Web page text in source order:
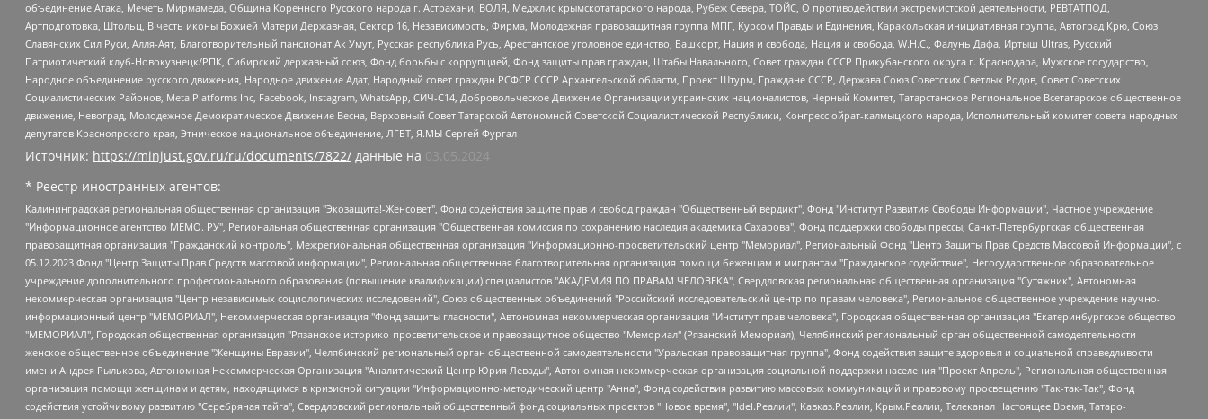
объединение Атака, Мечеть Мирмамеда, Община Коренного Русского народа г. Астрахани, ВОЛЯ, Меджлис крымскотатарского народа, Рубеж Севера, ТОЙС, О противодействии экстремистской деятельности, РЕВТАТПОД,
Артподготовка, Штольц, В честь иконы Божией Матери Державная, Сектор 16, Независимость, Фирма, Молодежная правозащитная группа МПГ, Курсом Правды и Единения, Каракольская инициативная группа, Автоград Крю, Союз
Славянских Сил Руси, Алля-Аят, Благотворительный пансионат Ак Умут, Русская республика Русь, Арестантское уголовное единство, Башкорт, Нация и свобода, Нация и свобода, W.H.С., Фалунь Дафа, Иртыш Ultras, Русский
Патриотический клуб-Новокузнецк/РПК, Сибирский державный союз, Фонд борьбы с коррупцией, Фонд защиты прав граждан, Штабы Навального, Совет граждан СССР Прикубанского округа г. Краснодара, Мужское государство,
Народное объединение русского движения, Народное движение Адат, Народный совет граждан РСФСР СССР Архангельской области, Проект Штурм, Граждане СССР, Держава Союз Советских Светлых Родов, Совет Советских
Социалистических Районов, Meta Platforms Inc, Facebook, Instagram, WhatsApp, СИЧ-С14, Добровольческое Движение Организации украинских националистов, Черный Комитет, Татарстанское Региональное Всетатарское общественное
движение, Невоград, Молодежное Демократическое Движение Весна, Верховный Совет Татарской Автономной Советской Социалистической Республики, Конгресс ойрат-калмыцкого народа, Исполнительный комитет совета народных
депутатов Красноярского края, Этническое национальное объединение, ЛГБТ, Я.МЫ Сергей Фургал
Источник: https://minjust.gov.ru/ru/documents/7822/ данные на 03.05.2024
* Реестр иностранных агентов:
Калининградская региональная общественная организация "Экозащита!-Женсовет", Фонд содействия защите прав и свобод граждан "Общественный вердикт", Фонд "Институт Развития Свободы Информации", Частное учреждение "Информационное агентство МЕМО. РУ", Региональная общественная организация "Общественная комиссия по сохранению наследия академика Сахарова", Фонд поддержки свободы прессы, Санкт-Петербургская общественная правозащитная организация "Гражданский контроль", Межрегиональная общественная организация "Информационно-просветительский центр "Мемориал", Региональный Фонд "Центр Защиты Прав Средств Массовой Информации", с 05.12.2023 Фонд "Центр Защиты Прав Средств массовой информации", Региональная общественная благотворительная организация помощи беженцам и мигрантам "Гражданское содействие", Негосударственное образовательное учреждение дополнительного профессионального образования (повышение квалификации) специалистов "АКАДЕМИЯ ПО ПРАВАМ ЧЕЛОВЕКА", Свердловская региональная общественная организация "Сутяжник", Автономная некоммерческая организация "Центр независимых социологических исследований", Союз общественных объединений "Российский исследовательский центр по правам человека", Региональное общественное учреждение научно-информационный центр "МЕМОРИАЛ", Некоммерческая организация "Фонд защиты гласности", Автономная некоммерческая организация "Институт прав человека", Городская общественная организация "Екатеринбургское общество "МЕМОРИАЛ", Городская общественная организация "Рязанское историко-просветительское и правозащитное общество "Мемориал" (Рязанский Мемориал), Челябинский региональный орган общественной самодеятельности – женское общественное объединение "Женщины Евразии", Челябинский региональный орган общественной самодеятельности "Уральская правозащитная группа", Фонд содействия защите здоровья и социальной справедливости имени Андрея Рылькова, Автономная Некоммерческая Организация "Аналитический Центр Юрия Левады", Автономная некоммерческая организация социальной поддержки населения "Проект Апрель", Региональная общественная организация помощи женщинам и детям, находящимся в кризисной ситуации "Информационно-методический центр "Анна", Фонд содействия развитию массовых коммуникаций и правовому просвещению "Так-так-Так", Фонд содействия устойчивому развитию "Серебряная тайга", Свердловский региональный общественный фонд социальных проектов "Новое время", "Idel.Реалии", Кавказ.Реалии, Крым.Реалии, Телеканал Настоящее Время, Татаро-башкирская служба Радио Свобода (Azatliq Radiosi), Радио Свободная Европа/Радио Свобода (PCE/PC), "Сибирь.Реалии", "Фактограф", Благотворительный фонд помощи осужденным и их семьям, Автономная некоммерческая организация "Институт глобализации и социальных движений", Фонд "В защиту прав заключенных", Частное учреждение "Центр поддержки и содействия развитию средств массовой информации", Пензенский региональный общественный благотворительный фонд "Гражданский союз", "Север.Реалии", Некоммерческая организация Фонд "Правовая инициатива", Общество с ограниченной ответственностью "Радио Свободная Европа/Радио Свобода", Чешское информационное агентство "MEDIUM-ORIENT", Красноярская региональная общественная организация "Мы против СПИДа", Камалягин Денис Николаевич, Маркелов Сергей Евгеньевич, Пономарев Лев Александрович, Савицкая Людмила Алексеевна, Автономная некоммерческая организация "Центр по работе с проблемой насилия "НАСИЛИЮ.НЕТ", Межрегиональный профессиональный союз работников здравоохранения "Альянс врачей", Юридическое лицо, зарегистрированное в Латвийской Республике, SIA "Medusa Project" (регистрационный номер 40103797863, дата регистрации 10.06.2014), Некоммерческая организация "Фонд по борьбе с коррупцией", Автономная некоммерческая организация "Институт права и публичной политики", Баданин Роман Сергеевич, Гликин Максим Александрович, Железнова Мария Михайловна, Лукьянова Юлия Сергеевна, Маетная Елизавета Витальевна, Маняхин Петр Борисович, Чуракова Ольга Владимировна, Ярош Юлия Петровна, Юридическое лицо "The Insider SIA", зарегистрированное в Риге, Латвийская Республика (дата регистрации 26.06.2015), являющееся администратором доменного имени интернет-издания "The Insider SIA", https://theins.ru, Постернак Алексей Евгеньевич, Рубин Михаил Аркадьевич, Анин Роман Александрович, Юридическое лицо Istories fonds, зарегистрированное в Латвийской Республике (регистрационный номер 50008295751, дата регистрации 24.02.2020), Великовский Дмитрий Александрович, Долинина Ирина Николаевна, Мароховская Алеся Алексеевна, Шлейнов Роман Юрьевич, Шмагун Олеся Валентиновна, Общество с ограниченной ответственностью "Альтаир 2021", Общество с ограниченной ответственностью "Вега 2021", Общество с ограниченной ответственностью "Главный редактор 2021", Общество с ограниченной ответственностью "Ромашки монолит", Важенков Артем Валерьевич, Ивановская областная общественная организация "Центр гендерных исследований", Гурман Юрий Альбертович, Медиапроект "ОВД-Инфо", Егоров Владимир Владимирович, Жилинский Владимир Александрович, Общество с ограниченной ответственностью "ЗП", Иванова София Юрьевна, Карезина Инна Павловна, Кильтау Екатерина Викторовна, Петров Алексей Викторович, Пискунов Сергей Евгеньевич, Смирнов Сергей Сергеевич, Тихонов Михаил Сергеевич, Общество с ограниченной ответственностью "ЖУРНАЛИСТ-ИНОСТРАННЫЙ АГЕНТ", Арапова Галина Юрьевна, Вольтская Татьяна Анатольевна, Американская компания "Mason G.E.S. Anonymous Foundation" (США), являющаяся владельцем интернет-издания https://mnews.world/, Компания "Stichting Bellingcat", зарегистрированная в Нидерландах (дата регистрации 11.07.2018), Захаров Андрей Вячеславович, Клепиковская Екатерина Дмитриевна, Общество с ограниченной ответственностью "МЕМО", Перл Роман Александрович, Симонов Евгений Алексеевич, Соловьева Елена Анатольевна, Сотников Даниил Владимирович, Сурначева Елизавета Дмитриевна, Автономная некоммерческая организация по защите прав человека и информированию населения "Якутия – Наше Мнение", Общество с ограниченной ответственностью "Москоу диджитал медиа", с 26.01.2023 Общество с ограниченной ответственностью "Чайка Белые сады", Ветошкина Валерия Валерьевна, Заговора Максим Александрович, Межрегиональное общественное движение "Российская ЛГБТ - сеть", Оленичев Максим Владимирович, Павлов Иван Юрьевич, Скворцова Елена Сергеевна, Общество с ограниченной ответственностью "Как бы инагент", Кочетков Игорь Викторович, Общество с ограниченной ответственностью "Честные выборы", Еланчик Олег Александрович, Общество с ограниченной ответственностью "Нобелевский призыв", Гималова Регина Эмилевна, Григорьев Андрей Валерьевич, Григорьева Алина Александровна, Ассоциация по содействию защите прав призывников, альтернативнослужащих и военнослужащих "Правозащитная группа "Гражданин.Армия.Право", Хисамова Регина Фаритовна, Автономная некоммерческая организация по реализации социально-правовых программ "Лилит", Дальневосточное общественное движение "Маяк", Санкт-Петербургская ЛГБТ-инициативная группа "Выход", Инициативная группа ЛГБТ+ "Реверс", Алексеев Андрей Викторович, Бекбулатова Таисия Львовна, Беляев Иван Михайлович, Владыкина Елена Сергеевна, Гельман Марат Александрович, Никульшина Вероника Юрьевна, Толоконникова Надежда Андреевна, Шендерович Виктор Анатольевич, Общество с ограниченной ответственностью "Данное сообщение", Общество с ограниченной ответственностью Издательский дом "Новая глава", Айнбиндер Александра Александровна, Московский комьюнити-центр для ЛГБТ+инициатив, Благотворительный фонд развития филантропии, Deutsche Welle (Германия, Kurt-Schumacher-Strasse 3, 53113 Bonn), Борзунова Мария Михайловна, Воробьев Виктор Викторович, Голубева Анна Львовна, Константинова Алла Михайловна, Малкова Ирина Владимировна, Мурадов Мурад Абдулгалимович, Осетинская Елизавета Николаевна, Понасенков Евгений Николаевич, Ганапольский Матвей Юрьевич, Киселев Евгений Алексеевич, Борухович Ирина Григорьевна, Дремин Иван Тимофеевич, Дубровский Дмитрий Викторович, Красноярская региональная общественная организация поддержки и развития альтернативных образовательных технологий и межкультурных коммуникаций "ИНТЕРРА", Маяковская Екатерина Алексеевна, Фейгин Марк Захарович, Филимонов Андрей Викторович, Дзугкоева Регина Николаевна, Доброхотов Роман Александрович, Дудь Юрий Александрович, Елкин Сергей Владимирович, Кругликов Кирилл Игоревич, Сабунаева Мария Леонидовна, Семенов Алексей Владимирович, Шаинян Карен Багратович, Шульман Екатерина Михайловна, Асафьев Артур Валерьевич, Вахштайн Виктор Семенович, Венедиктов Алексей Алексеевич, Лушникова Екатерина Евгеньевна, Волков Леонид Михайлович, Невзоров Александр Глебович, Пархоменко Сергей Борисович, Сироткин Ярослав Николаевич, Кара-Мурза Владимир Владимирович, Баранова Наталья Владимировна, Гозман Леонид Яковлевич, Кагарлицкий Борис Юльевич, Климарев Михаил Валерьевич, Милов Владимир Станиславович, Автономная некоммерческая организация Краснодарский центр современного искусства "Типография", Моргенштерн Алишер Тагирович, Соболь Любовь Эдуардовна, Общество с ограниченной ответственностью "ЛИЗА НОРМ", Каспаров Гарри Кимович, Ходорковский Михаил Борисович, Общество с ограниченной ответственностью "Апрельские тезисы", Данилович Ирина Брониславовна, Кашин Олег Владимирович, Петров Николай Владимирович, Пивоваров Алексей Владимирович, Соколов Михаил Владимирович, Цветкова Юлия Владимировна, Чичваркин Евгений Александрович, Комитет против пыток/Команда против пыток, Общество с ограниченной ответственностью "Первый научный", Общество с ограниченной ответственностью "Вертолет и ко", Белоцерковская Вероника Борисовна, Кац Максим Евгеньевич, Лазарева Татьяна Юрьевна, Шаведдинов Руслан Табризович, Яшин Илья Валерьевич, Общество с ограниченной ответственностью "Иноагент ААВ", Алешковский Дмитрий Петрович, Альбац Евгения Марковна, Быков Дмитрий Львович, Галямина Юлия Евгеньевна, Лойко Сергей Леонидович, Мартынов Кирилл Константинович, Медведев Сергей Александрович, Крашенинников Федор Геннадиевич, Гордеева Катерина Вл